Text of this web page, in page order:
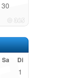
30
Sa Di
1